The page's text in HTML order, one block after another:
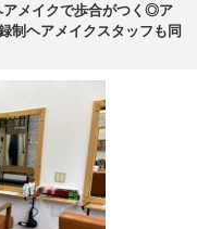
アメイクで歩合がつく◎ア
制ヘアメイクスタッフも同